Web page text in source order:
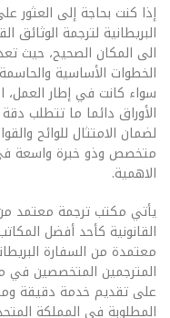
إذا كنت بحاجة إلى
البريطانية لترجمة الوثائق
الى المكان الصحيح، حيث
الخطوات الأساسية
سواء كانت في إطار العمل،
الأوراق دائما ما تتطلب
لضمان الامتثال للوائح
متخصص وذو خبرة واسعة
الاهمية.
يأتي مكتب ترجمة معتمد من
القانونية كأحد أفضل
معتمدة من السفارة
المترجمين المتخصصين في
على تقديم خدمة دقيقة
المطلوبة في المملكة